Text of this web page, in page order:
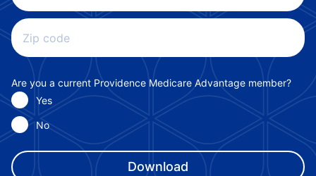
Zip code
Are you a current Providence Medicare Advantage member?
Yes
No